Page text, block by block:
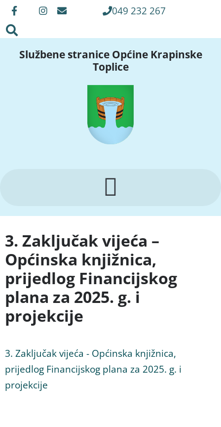
049 232 267
Službene stranice Općine Krapinske
Toplice
3. Zaključak vijeća –
Općinska knjižnica,
prijedlog Financijskog
plana za 2025. g. i
projekcije
3. Zaključak vijeća - Općinska knjižnica,
prijedlog Financijskog plana za 2025. g. i
projekcije